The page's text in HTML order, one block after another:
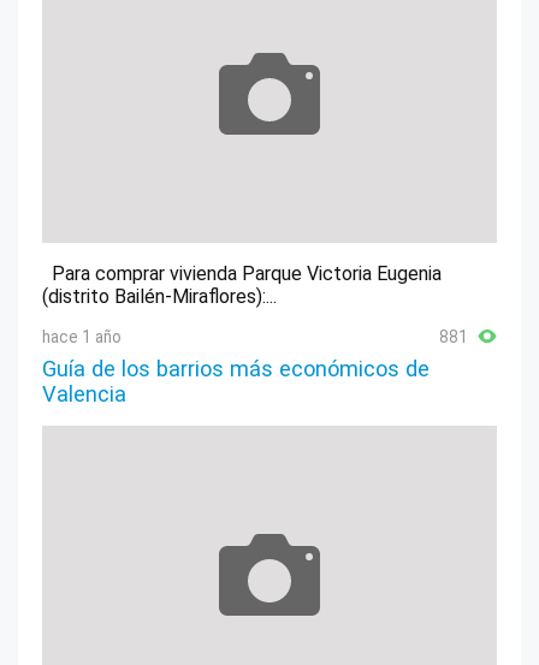
Para comprar vivienda Parque Victoria Eugenia
(distrito Bailén-Miraflores):...
hace 1 año 881
Guía de los barrios más económicos de
Valencia